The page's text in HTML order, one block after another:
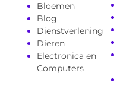
Bloemen
Blog
Dienstverlening
Dieren
Electronica en
Computers